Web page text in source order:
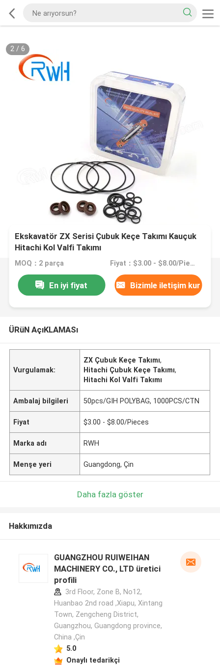
2/ 6
Ekskavatör ZX Serisi Çubuk Keçe Takımı Kauçuk
Hitachi Kol Valfi Takımı
MOQ：2 parça Fiyat：$3.00 - $8.00/Pieces
En iyi fiyat Bizimle iletişim kur
ÜRüN AçıKLAMASı
Vurgulamak:
ZX Çubuk Keçe Takımı,
Hitachi Çubuk Keçe Takımı,
Hitachi Kol Valfi Takımı
Ambalaj bilgileri 50pcs/GIH POLYBAG, 1000PCS/CTN
Fiyat $3.00 - $8.00/Pieces
Marka adı RWH
Menşe yeri Guangdong, Çin
Daha fazla göster
Hakkımızda
GUANGZHOU RUIWEIHAN
MACHINERY CO., LTD üretici
profili
3rd Floor, Zone B, No12,
Huanbao 2nd road ,Xiapu, Xintang
Town, Zengcheng District,
Guangzhou, Guangdong province,
China ,Çin
5.0
Onaylı tedarikçi